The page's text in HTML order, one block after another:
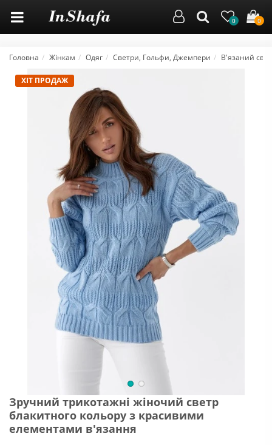
0 0
Головна Жінкам Одяг Светри, Гольфи, Джемпери В'язаний
ХІТ ПРОДАЖ
Зручний трикотажні жіночий светр
блакитного кольору з красивими
елементами в'язання